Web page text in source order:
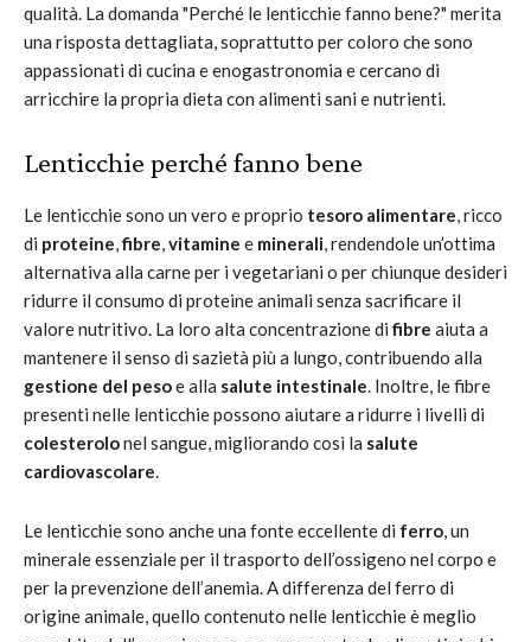
qualità. La domanda "Perché le lenticchie fanno bene?" merita
una risposta dettagliata, soprattutto per coloro che sono
appassionati di cucina e enogastronomia e cercano di
arricchire la propria dieta con alimenti sani e nutrienti.
Lenticchie perché fanno bene
Le lenticchie sono un vero e proprio tesoro alimentare, ricco
di proteine,fibre,vitamine e minerali, rendendole un’ottima
alternativa alla carne per i vegetariani o per chiunque desideri
ridurre il consumo di proteine animali senza sacrificare il
valore nutritivo. La loro alta concentrazione difibre aiuta a
mantenere il senso di sazietà più a lungo, contribuendo alla
gestione del pesoe alla salute intestinale. Inoltre, le fibre
presenti nelle lenticchie possono aiutare a ridurre i livelli di
colesterolonel sangue, migliorando così la salute
cardiovascolare.
Le lenticchie sono anche una fonte eccellente di ferro, un
minerale essenziale per il trasporto dell’ossigeno nel corpo e
per la prevenzione dell’anemia. A differenza del ferro di
origine animale, quello contenuto nelle lenticchie è meglio